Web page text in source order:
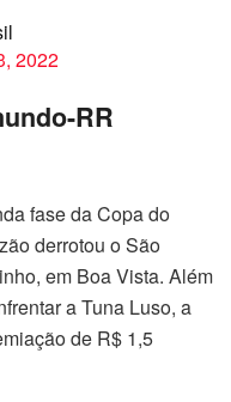
2022
RR
fase da Copa do
derrotou o São
em Boa Vista. Além
a Tuna Luso, a
de R$ 1,5